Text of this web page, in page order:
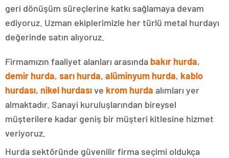
geri dönüşüm süreçlerine katkı sağlamaya devam
ediyoruz. Uzman ekiplerimizle her türlü metal hurdayı
değerinde satın alıyoruz.
Firmamızın faaliyet alanları arasında bakır hurda,
demir hurda, sarı hurda, alüminyum hurda, kablo
hurdası, nikel hurdasıve krom hurda alımları yer
almaktadır. Sanayi kuruluşlarından bireysel
müşterilere kadar geniş bir müşteri kitlesine hizmet
veriyoruz.
Hurda sektöründe güvenilir firma seçimi oldukça